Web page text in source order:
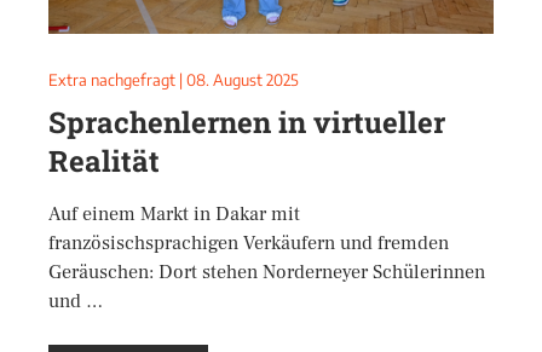
Extra nachgefragt | 08. August 2025
Sprachenlernen in virtueller
Realität
Auf einem Markt in Dakar mit
französischsprachigen Verkäufern und fremden
Geräuschen: Dort stehen Norderneyer Schülerinnen
und …